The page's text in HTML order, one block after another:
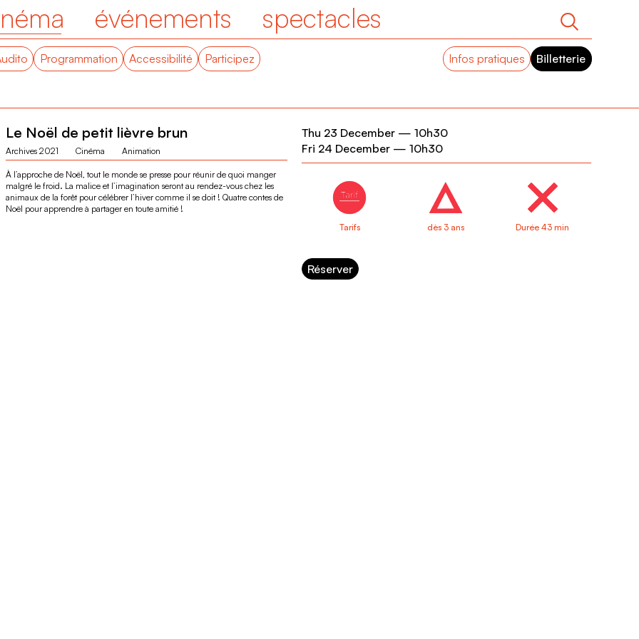
événements spectacles
Programmation Accessibilité Participez Infos pratiques Billetterie
Le Noël de petit lièvre brun
Archives 2021 Cinéma Animation
À l’approche de Noël, tout le monde se presse pour réunir de quoi manger
malgré le froid. La malice et l’imagination seront au rendez-vous chez les
animaux de la forêt pour célébrer l’hiver comme il se doit ! Quatre contes de
Noël pour apprendre à partager en toute amitié !
Thu 23 December— 10h30
Fri 24 December— 10h30
Tarifs dès 3 ans Durée 43 min
Réserver